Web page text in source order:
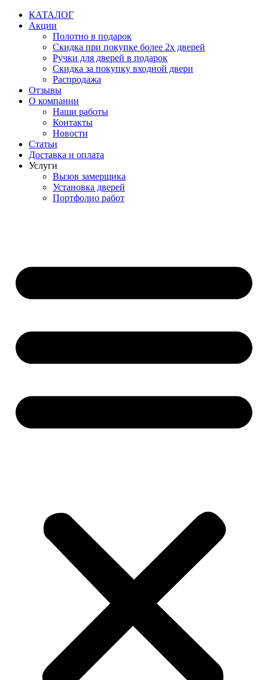
Перейти
содержимому
КАТАЛОГ
Акции
Полотно в подарок
Скидка при покупке более 2х дверей
Ручки для дверей в подарок
Скидка за покупку входной двери
Распродажа
Отзывы
О компании
Наши работы
Контакты
Новости
Статьи
Доставка и оплата
Услуги
Вызов замерщика
Установка дверей
Портфолио работ